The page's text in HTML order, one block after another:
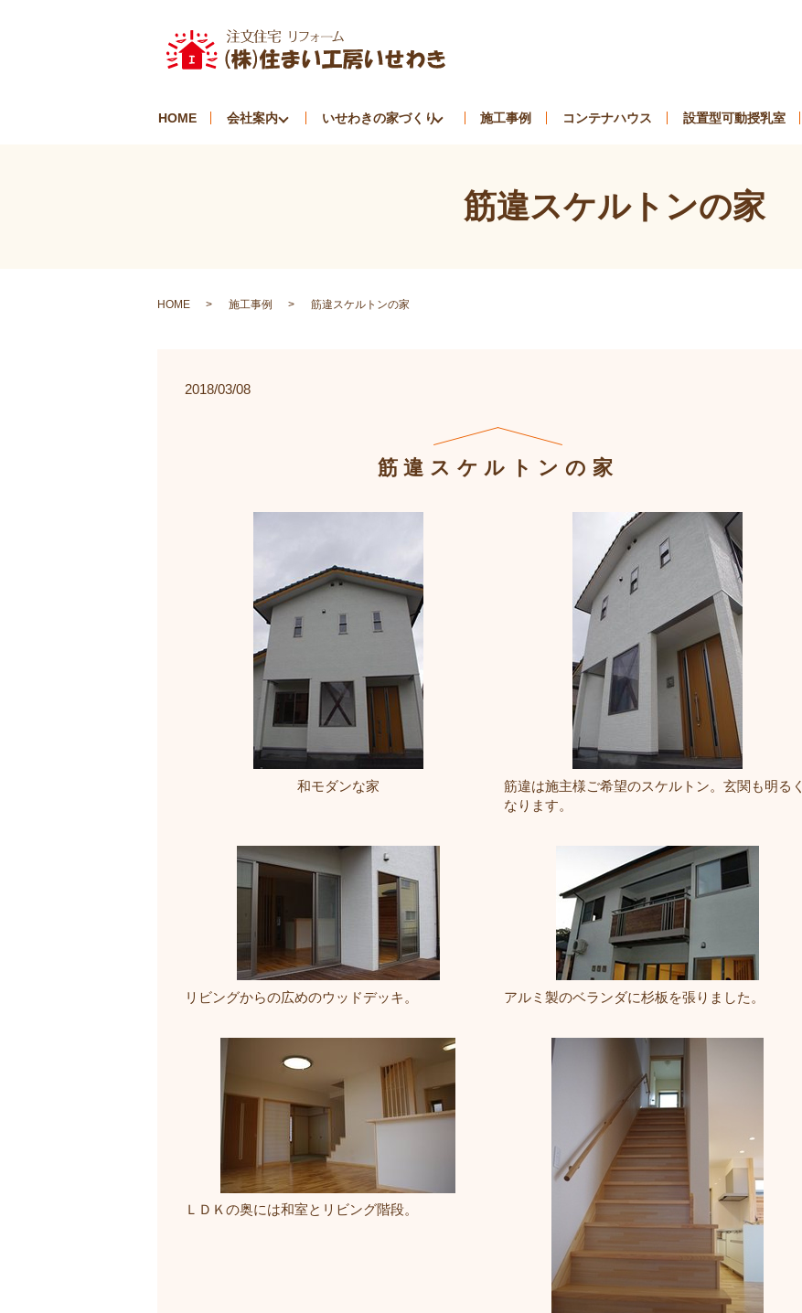
HOME 会社案内 いせわきの家づくり 施工事例 コンテナハウス 設置型可動授乳室
筋違スケルトンの家
HOME 施工事例 筋違スケルトンの家
2018/03/08
筋違スケルトンの家
和モダンな家
筋違は施主様ご希望のスケルトン。玄関も明るく
なります。
リビングからの広めのウッドデッキ。 アルミ製のベランダに杉板を張りました。
ＬＤＫの奥には和室とリビング階段。